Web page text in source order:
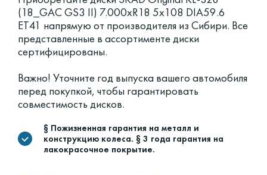
(18_GAC GS3 II) 7.000xR18 5x108 DIA59.6
ET41 напрямую от производителя из Сибири. Все
представленные в ассортименте диски
сертифицированы.
Важно! Уточните год выпуска вашего автомобиля
перед покупкой, чтобы гарантировать
совместимость дисков.
§ Пожизненная гарантия на металл и
конструкцию колеса. § 3 года гарантия на
лакокрасочное покрытие.